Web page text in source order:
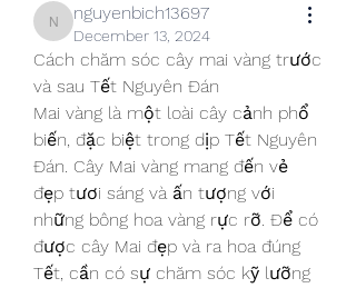
nguyenbich13697
nguyenbich13697
December 13, 2024
Cách chăm sóc cây mai vàng trước
và sau Tết Nguyên Đán
Mai vàng là một loài cây cảnh phổ
biến, đặc biệt trong dịp Tết Nguyên
Đán. Cây Mai vàng mang đến vẻ
đẹp tươi sáng và ấn tượng với
những bông hoa vàng rực rỡ. Để có
được cây Mai đẹp và ra hoa đúng
Tết, cần có sự chăm sóc kỹ lưỡng